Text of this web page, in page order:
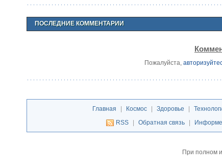
ПОСЛЕДНИЕ КОММЕНТАРИИ
Пожалуйста,
Главная Космос Здоровье
RSS
Обратная связь
При полном